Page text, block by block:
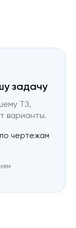
задачу
ТЗ,
варианты.
чертежам